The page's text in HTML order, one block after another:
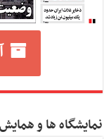
نمایشگاه ها و